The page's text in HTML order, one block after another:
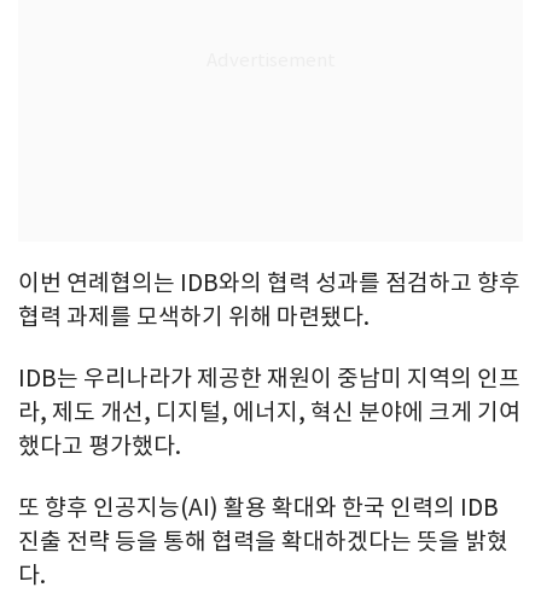
이번 연례협의는 IDB와의 협력 성과를 점검하고 향후
협력 과제를 모색하기 위해 마련됐다.
IDB는 우리나라가 제공한 재원이 중남미 지역의 인프
라, 제도 개선, 디지털, 에너지, 혁신 분야에 크게 기여
했다고 평가했다.
또 향후 인공지능(AI) 활용 확대와 한국 인력의 IDB
진출 전략 등을 통해 협력을 확대하겠다는 뜻을 밝혔
다.